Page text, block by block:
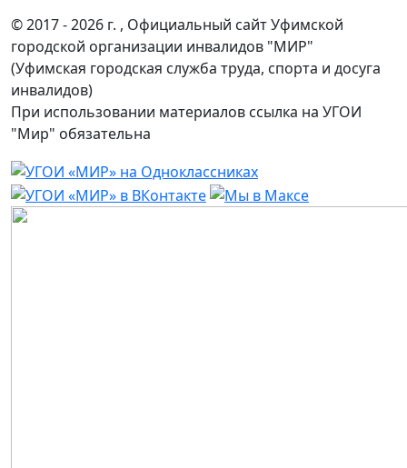
© 2017 - 2026 г. , Официальный сайт Уфимской
городской организации инвалидов "МИР"
(Уфимская городская служба труда, спорта и досуга
инвалидов)
При использовании материалов ссылка на УГОИ
"Мир" обязательна